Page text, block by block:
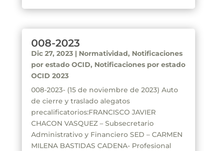
008-2023
Dic 27, 2023| Normatividad, Notificaciones
por estado OCID, Notificaciones por estado
OCID 2023
008-2023- (15 de noviembre de 2023) Auto
de cierre y traslado alegatos
precalificatorios:FRANCISCO JAVIER
CHACON VASQUEZ – Subsecretario
Administrativo y Financiero SED – CARMEN
MILENA BASTIDAS CADENA- Profesional